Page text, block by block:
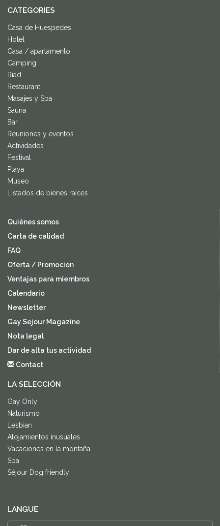
CATEGORIES
Casa de Huespedes
Hotel
Casa / apartamento
Camping
Riad
Restaurant
Masajes y Spa
Sauna
Bar
Reuniones y eventos
Actividades
Festival
Playa
Museo
Listados de bienes raíces
Quiènes somos
Carta de calidad
FAQ
Oferta / Promocion
Ventajas para miembros
Calendario
Newsletter
Gay Sejour Magazine
Nota legal
Dar de alta tus actividad
Contact
LA SELECCIÓN
Gay Only
Naturismo
Lesbian
Alojamientos inusuales
Vacaciones en la montaña
Spa
Séjour Dog friendly
LANGUE